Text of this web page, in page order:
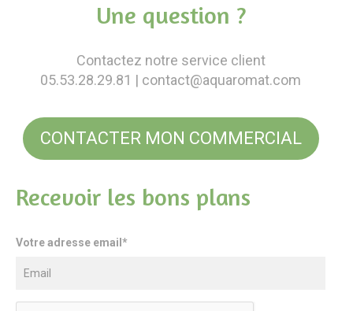
Pour la maison
Garde-ordonnances et porte cartes
Une question ?
Contactez notre service client
05.53.28.29.81 | contact@aquaromat.com
CONTACTER MON COMMERCIAL
Recevoir les bons plans
Votre adresse email*